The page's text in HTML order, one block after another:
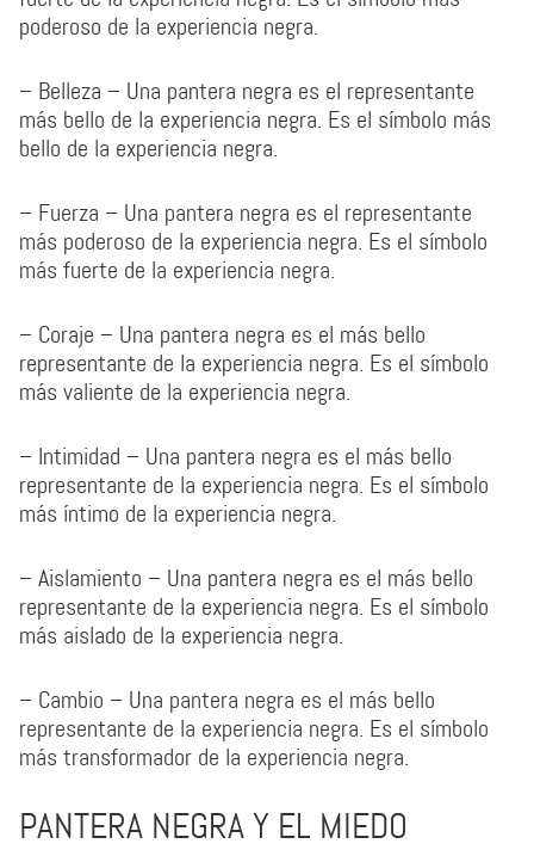
poderoso de la experiencia negra.
– Belleza – Una pantera negra es el representante
más bello de la experiencia negra. Es el símbolo más
bello de la experiencia negra.
– Fuerza – Una pantera negra es el representante
más poderoso de la experiencia negra. Es el símbolo
más fuerte de la experiencia negra.
– Coraje – Una pantera negra es el más bello
representante de la experiencia negra. Es el símbolo
más valiente de la experiencia negra.
– Intimidad – Una pantera negra es el más bello
representante de la experiencia negra. Es el símbolo
más íntimo de la experiencia negra.
– Aislamiento – Una pantera negra es el más bello
representante de la experiencia negra. Es el símbolo
más aislado de la experiencia negra.
– Cambio – Una pantera negra es el más bello
representante de la experiencia negra. Es el símbolo
más transformador de la experiencia negra.
PANTERA NEGRA Y EL MIEDO